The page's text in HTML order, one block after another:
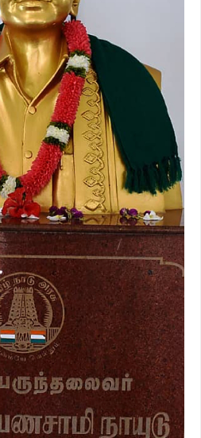
வலியுறுத்த தமிழக விவசாயிகள்
வேலுச்சாமி வேண்டுகோள்.